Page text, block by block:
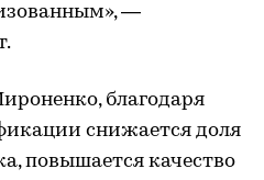
—
благодаря
снижается доля
повышается качество